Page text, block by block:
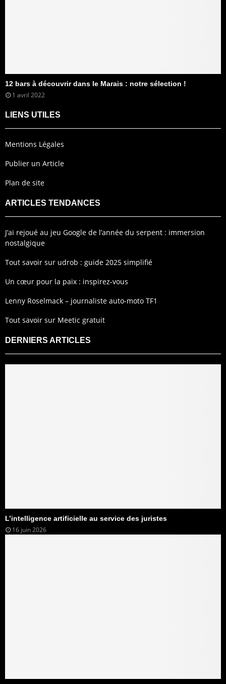
12 bars à découvrir dans le Marais : notre sélection !
1 avril 2022
LIENS UTILES
Mentions Légales
Publier un Article
Plan de site
ARTICLES TENDANCES
J’ai rejoué au jeu Google de l’année du serpent : immersion
nostalgique
Tout savoir sur udrob : guide 2025 simplifié
Un cœur pour la paix : inspirez-vous
Lenny Roselmack – journaliste auto-moto TF1
Tout savoir sur Meetic gratuit
DERNIERS ARTICLES
L’intelligence artificielle au service des juristes
16 juin 2026